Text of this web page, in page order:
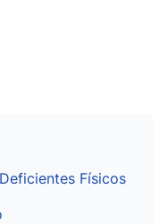
Físicos